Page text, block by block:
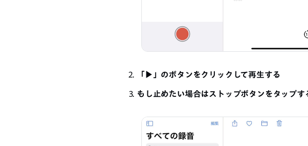
「▶」のボタンをクリックして再生する
もし止めたい場合はストップボタンをタップす